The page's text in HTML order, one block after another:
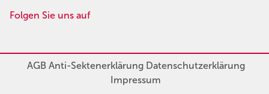
Folgen Sie uns auf
AGBAnti-SektenerklärungDatenschutzerklärung
Impressum